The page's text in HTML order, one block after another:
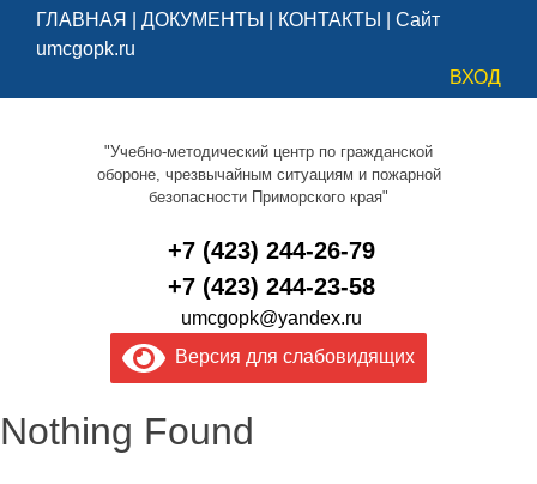
ГЛАВНАЯ ДОКУМЕНТЫ КОНТАКТЫ
Сайт
umcgopk.ru
ВХОД
"Учебно-методический центр по гражданской
обороне, чрезвычайным ситуациям и пожарной
безопасности Приморского края"
+7 (423) 244-26-79
+7 (423) 244-23-58
umcgopk@yandex.ru
Версия для слабовидящих
Nothing Found